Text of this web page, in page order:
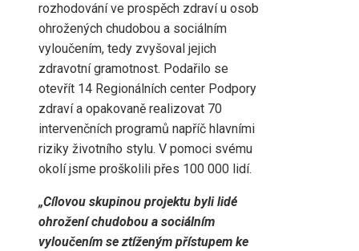
rozhodování ve prospěch zdraví u osob
ohrožených chudobou a sociálním
vyloučením, tedy zvyšoval jejich
zdravotní gramotnost. Podařilo se
otevřít 14 Regionálních center Podpory
zdraví a opakovaně realizovat 70
intervenčních programů napříč hlavními
riziky životního stylu. V pomoci svému
okolí jsme proškolili přes 100 000 lidí.
„Cílovou skupinou projektu byli lidé
ohrožení chudobou a sociálním
vyloučením se ztíženým přístupem ke